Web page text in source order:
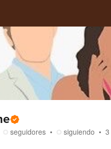
seguidores siguiendo 3